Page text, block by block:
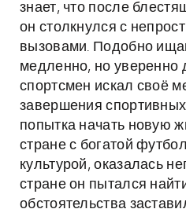
знает, что после
он столкнулся с
вызовами. Подобно
медленно, но уверенно
спортсмен искал своё
завершения
попытка начать новую
стране с богатой
культурой, оказалась
стране он пытался
обстоятельства